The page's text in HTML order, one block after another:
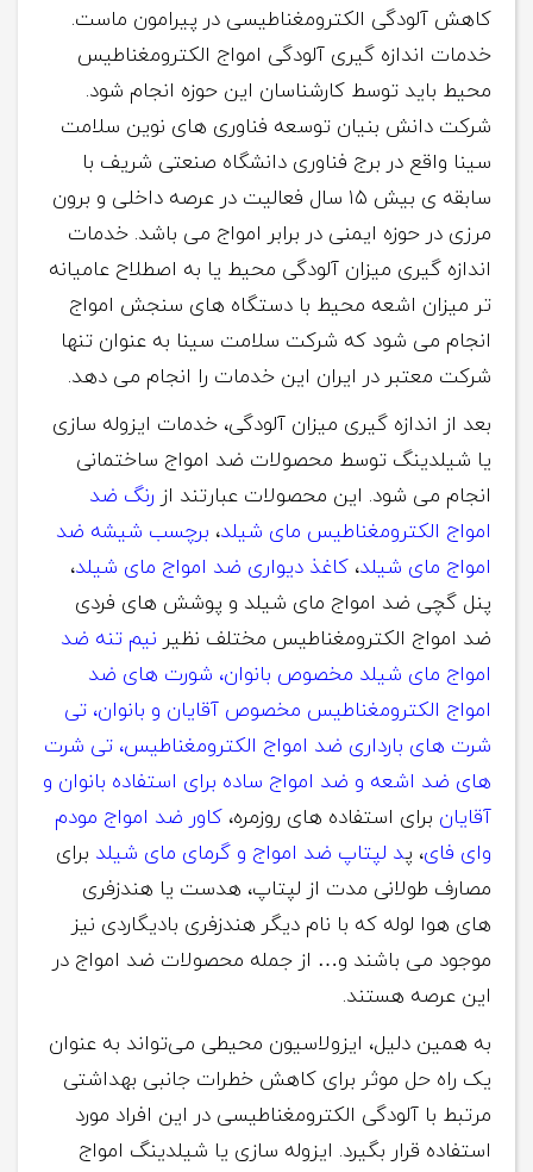
کاهش آلودگی الکترومغناطیسی در پیرامون ماست.
خدمات اندازه گیری آلودگی امواج الکترومغناطیس
محیط باید توسط کارشناسان این حوزه انجام شود.
شرکت دانش ­بنیان توسعه فناوری­ های نوین سلامت
سینا واقع در برج فناوری دانشگاه صنعتی شریف با
سابقه ی بیش ۱۵ سال فعالیت در عرصه داخلی و برون
مرزی در حوزه ایمنی در برابر امواج می­ باشد. خدمات
اندازه گیری میزان آلودگی محیط یا به اصطلاح عامیانه
تر میزان اشعه محیط با دستگاه های سنجش امواج
انجام می شود که شرکت سلامت سینا به عنوان تنها
شرکت معتبر در ایران این خدمات را انجام می دهد.
بعد از اندازه­ گیری میزان آلودگی، خدمات ایزوله سازی
یا شیلدینگ توسط محصولات ضد امواج ساختمانی
انجام می شود. این محصولات عبارتند از رنگ ضد
امواج الکترومغناطیس مای شیلد، برچسب شیشه ضد
امواج مای شیلد، کاغذ دیواری ضد امواج مای شیلد،
پنل گچی ضد امواج مای شیلد و پوشش های فردی
ضد امواج الکترومغناطیس مختلف نظیر نیم تنه ضد
امواج مای شیلد مخصوص بانوان، شورت های ضد
امواج الکترومغناطیس مخصوص آقایان و بانوان، تی
شرت های بارداری ضد امواج الکترومغناطیس، تی شرت
های ضد اشعه و ضد امواج ساده برای استفاده بانوان و
آقایان برای استفاده های روزمره، کاور ضد امواج مودم
وای فای، پد لپتاپ ضد امواج و گرمای مای شیلد برای
مصارف طولانی مدت از لپتاپ، هدست یا هندزفری
های هوا لوله که با نام دیگر هندزفری بادیگاردی نیز
موجود می باشند و… از جمله محصولات ضد امواج در
این عرصه هستند.
به همین دلیل، ایزولاسیون محیطی می‌تواند به عنوان
یک راه حل موثر برای کاهش خطرات جانبی بهداشتی
مرتبط با آلودگی الکترومغناطیسی در این افراد مورد
استفاده قرار بگیرد. ایزوله سازی یا شیلدینگ امواج